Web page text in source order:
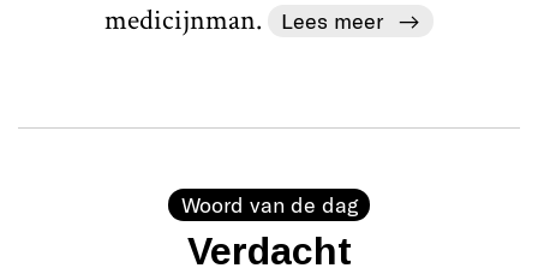
medicijnman.
Lees meer
Woord van de dag
Verdacht